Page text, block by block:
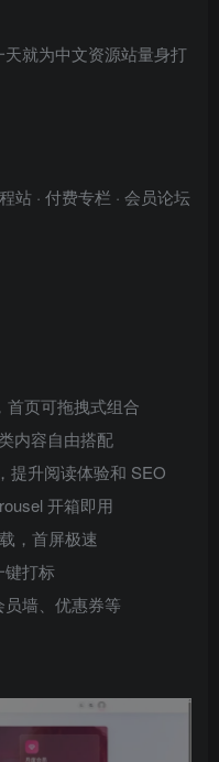
就为中文资源站量身打
站 · 付费专栏 · 会员论坛
首页可拖拽式组合
内容自由搭配
提升阅读体验和 SEO
开箱即用
，首屏极速
键打标
墙、优惠券等